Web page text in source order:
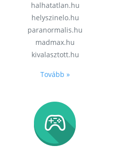
halhatatlan.hu
helyszinelo.hu
paranormalis.hu
madmax.hu
kivalasztott.hu
Tovább »